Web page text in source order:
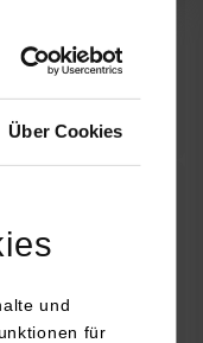
Über Cookies
und
für
–
Umfeld